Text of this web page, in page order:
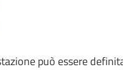
può essere